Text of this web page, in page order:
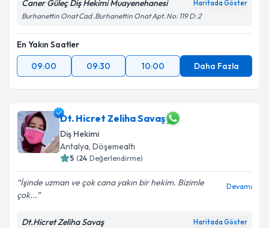
Caner Güleç Diş Hekimi Muayenehanesi Haritada Göster
Burhanettin Onat Cad .Burhanettin Onat Apt. No: 119 D: 2
En Yakın Saatler
09:00
09:30 10:00 Daha Fazla
Dt. Hicret Zeliha Savaş
Diş Hekimi
Antalya, Döşemealtı
5 (24 Değerlendirme)
İşinde uzman ve çok cana yakın bir hekim. Bizimle
çok...
Devamı
Dt.Hicret Zeliha Savaş Haritada Göster